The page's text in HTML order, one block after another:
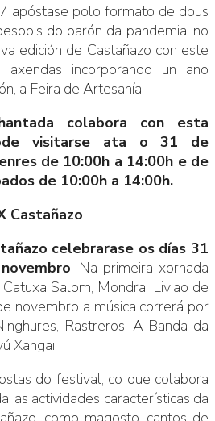
apóstase polo formato de dous
do parón da pandemia, no
edición de Castañazo con este
incorporando un ano
a Feira de Artesanía.
colabora con esta
visitarse ata o 31 de
de 10:00h a 14:00h e de
de 10:00h a 14:00h.
Castañazo
celebrarase os días 31
. Na primeira xornada
Salom, Mondra, Liviao de
novembro a música correrá por
Rastreros, A Banda da
Xangai.
do festival, co que colabora
as actividades características da